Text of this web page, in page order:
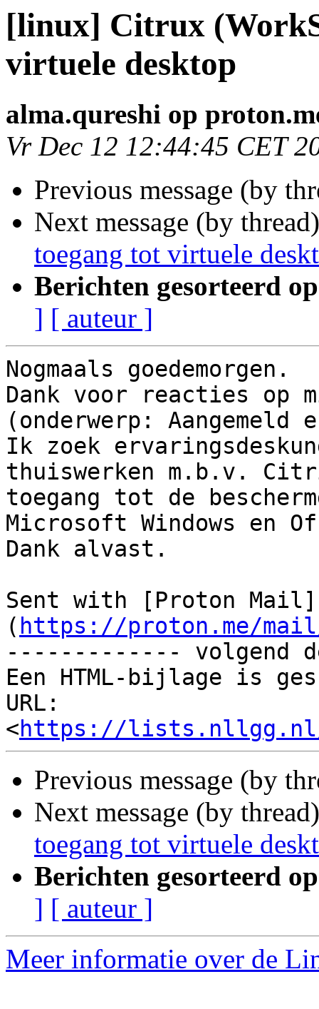
[linux] Citrux
virtuele desktop
alma.qureshi op
Vr Dec 12 12:44:45 CET
Previous message (by
Next message (by
toegang tot virtuele
Berichten gesorteerd
] [ auteur ]
Nogmaals goedemorgen.
Dank voor reacties op
(onderwerp: Aangemeld
Ik zoek
thuiswerken m.b.v.
toegang tot de
Microsoft Windows en
Dank alvast.
Sent with [Proton Mail]
( https://proton.me/mail/
------------- volgend
Een HTML-bijlage is
URL:
<https://lists.nllgg.nl/
Previous message (by
Next message (by
toegang tot virtuele
Berichten gesorteerd
] [ auteur ]
Meer informatie over de